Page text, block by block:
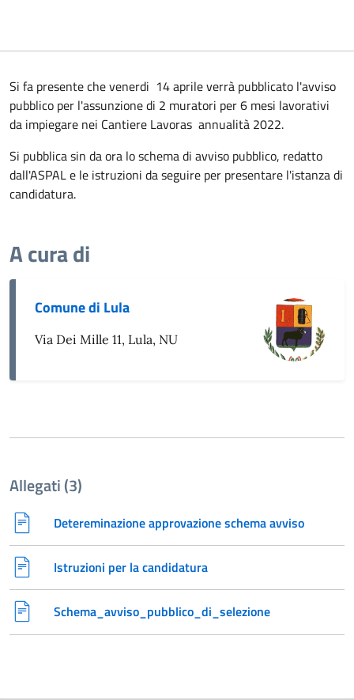
Si fa presente che venerdi 14 aprile verrà pubblicato l'avviso
pubblico per l'assunzione di 2 muratori per 6 mesi lavorativi
da impiegare nei Cantiere Lavoras annualità 2022.
Si pubblica sin da ora lo schema di avviso pubblico, redatto
dall'ASPAL e le istruzioni da seguire per presentare l'istanza di
candidatura.
A cura di
Comune di Lula
Via Dei Mille 11, Lula, NU
Allegati (3)
Detereminazione approvazione schema avviso
Istruzioni per la candidatura
Schema_avviso_pubblico_di_selezione